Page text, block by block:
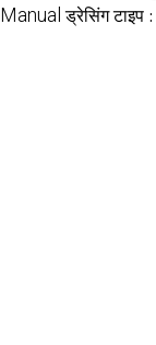
Manual ड्रेसिंग टाइप :